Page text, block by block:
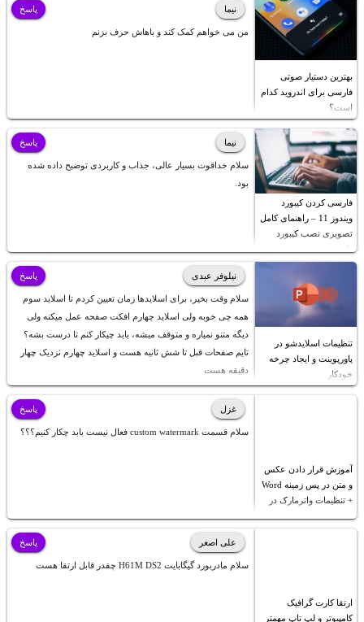
بهترین دستیار صوتی
فارسی برای اندروید کدام
است؟
نیما
من می خواهم کمک کند و باهاش حرف بزنم
پاسخ
فارسی کردن کیبورد
ویندوز 11 – راهنمای کامل
تصویری نصب کیبورد
فارسی
نیما
سلام خداقوت بسیار عالی، جذاب و کاربردی توضیح داده شده
بود.
پاسخ
تنظیمات اسلایدشو در
پاورپوینت و ایجاد چرخه
خودکار
نیلوفر عبدی
سلام وقت بخیر، برای اسلایدها زمان تعیین کردم تا اسلاید سوم
همه چی خوبه ولی اسلاید چهارم افکت صفحه عمل میکنه ولی
دیگه متنو نمیاره و متوقف میشه، باید چیکار کنم تا درست بشه؟
تایم صفحات قبل تا شش ثانیه هست و اسلاید چهارم نزدیک چهار
دقیقه هست
پاسخ
آموزش قرار دادن عکس
و متن در پس زمینه Word
+ تنظیمات واترمارک در
غزل
سلام قسمت custom watermark فعال نیست بابد چکار کنیم؟؟؟
پاسخ
ارتقا کارت گرافیک
کامپیوتر و لپ تاپ مهمتر
علی اصغر
سلام مادربورد گیگابایت H61M DS2 چقدر قابل ارتقا هست
پاسخ